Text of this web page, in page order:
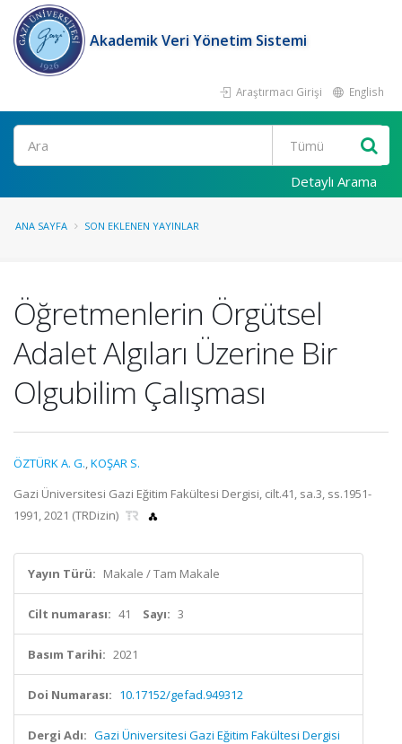
Akademik Veri Yönetim Sistemi
Araştırmacı Girişi English
Ara
Detaylı Arama
ANA SAYFA SON EKLENEN YAYINLAR
Öğretmenlerin Örgütsel
Adalet Algıları Üzerine Bir
Olgubilim Çalışması
ÖZTÜRK A. G.,KOŞAR S.
Gazi Üniversitesi Gazi Eğitim Fakültesi Dergisi, cilt.41, sa.3, ss.1951-
1991, 2021 (TRDizin)
Yayın Türü: Makale / Tam Makale
Cilt numarası: 41 Sayı: 3
Basım Tarihi: 2021
Doi Numarası: 10.17152/gefad.949312
Dergi Adı: Gazi Üniversitesi Gazi Eğitim Fakültesi Dergisi